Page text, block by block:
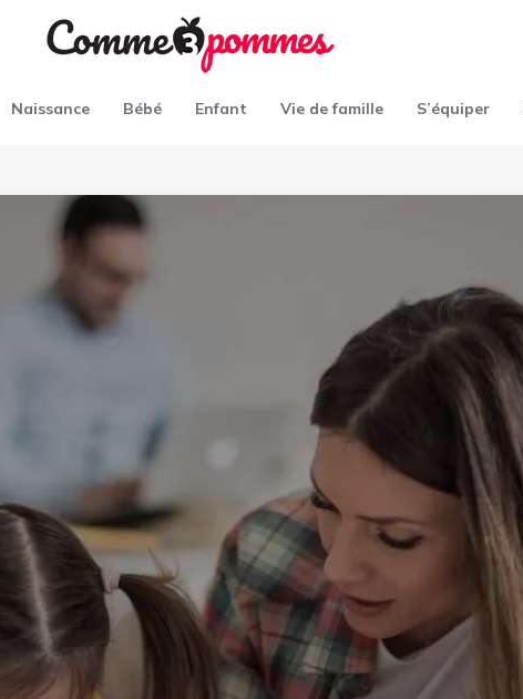
Naissance Bébé Enfant Vie de famille S’équiper